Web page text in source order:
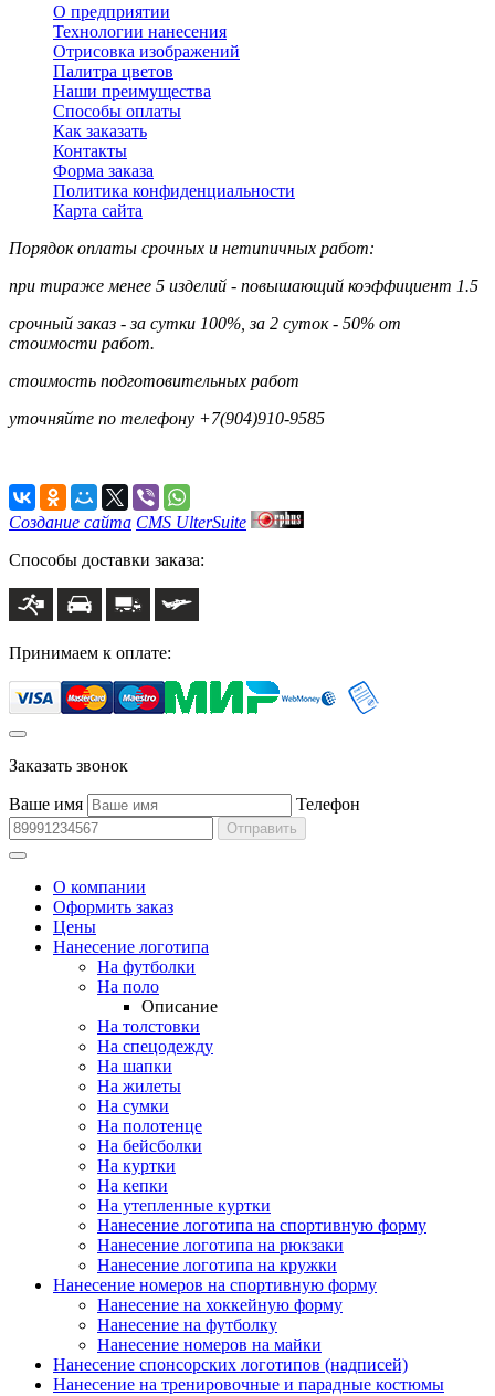
О предприятии
Технологии нанесения
Отрисовка изображений
Палитра цветов
Наши преимущества
Способы оплаты
Как заказать
Контакты
Форма заказа
Политика конфиденциальности
Карта сайта
Порядок оплаты срочных и нетипичных работ:
при тираже менее 5 изделий - повышающий коэффициент 1.5
срочный заказ - за сутки 100%, за 2 суток - 50% от
стоимости работ.
стоимость подготовительных работ
уточняйте по телефону +7(904)910-9585
Создание сайта CMS UlterSuite
Способы доставки заказа:
Принимаем к оплате:
Заказать звонок
Ваше имя Телефон
Отправить
О компании
Оформить заказ
Цены
Нанесение логотипа
На футболки
На поло
Описание
На толстовки
На спецодежду
На шапки
На жилеты
На сумки
На полотенце
На бейсболки
На куртки
На кепки
На утепленные куртки
Нанесение логотипа на спортивную форму
Нанесение логотипа на рюкзаки
Нанесение логотипа на кружки
Нанесение номеров на спортивную форму
Нанесение на хоккейную форму
Нанесение на футболку
Нанесение номеров на майки
Нанесение спонсорских логотипов (надписей)
Нанесение на тренировочные и парадные костюмы